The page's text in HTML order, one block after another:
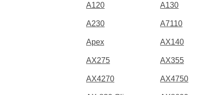
A120 A130
A230 A7110
Apex AX140
AX275 AX355
AX4270 AX4750